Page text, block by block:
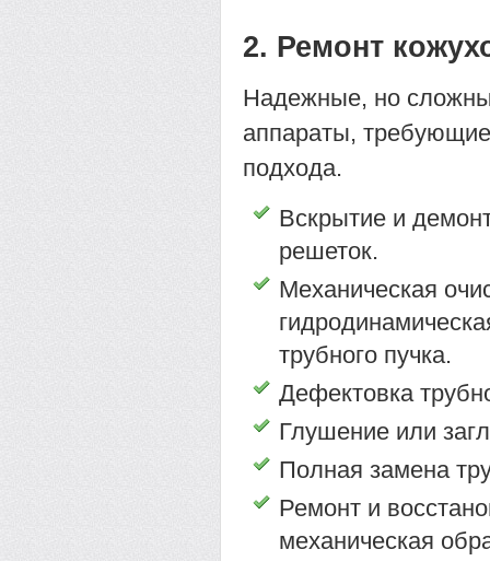
2. Ремонт
Надежные, но
аппараты, требующие
подхода.
Вскрытие и
решеток.
Механическая
трубного пучка.
Дефектовка
Глушение или
Полная замена
Ремонт и
механическая